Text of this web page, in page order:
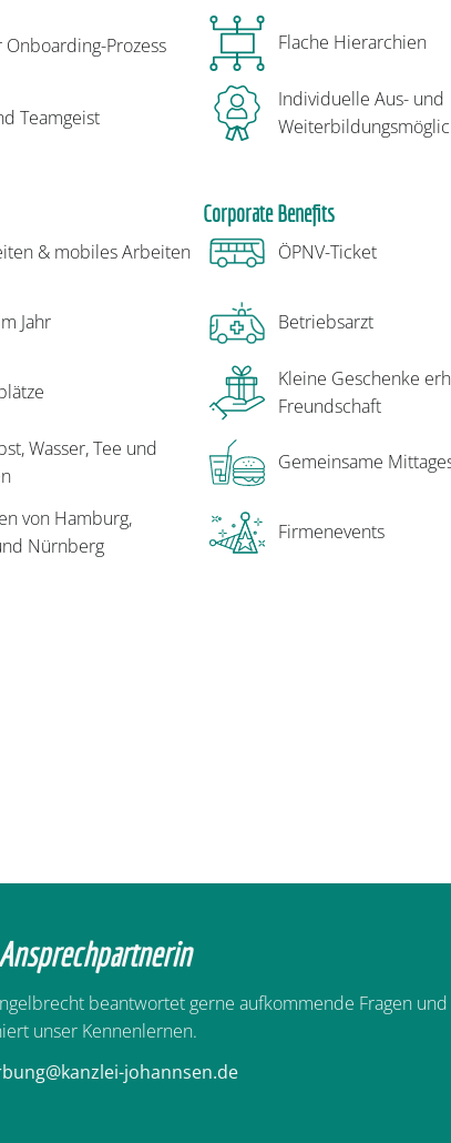
Prozess
Teamgeist
Flache Hierarchien
Individuelle Aus- und
& mobiles Arbeiten
Jahr
Wasser, Tee und
von Hamburg,
Nürnberg
Corporate Benefits
ÖPNV-Ticket
Betriebsarzt
Kleine Geschenke
Freundschaft
Gemeinsame
Firmenevents
beantwortet gerne aufkommende Fragen und
unser Kennenlernen.
johannsen.de